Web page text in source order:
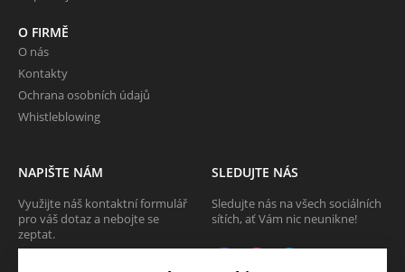
O FIRMĚ
O nás
Kontakty
Ochrana osobních údajů
Whistleblowing
NAPIŠTE NÁM
Využijte náš kontaktní formulář
pro váš dotaz a nebojte se
zeptat.
SLEDUJTE NÁS
Sledujte nás na všech sociálních
sítích, ať Vám nic neunikne!